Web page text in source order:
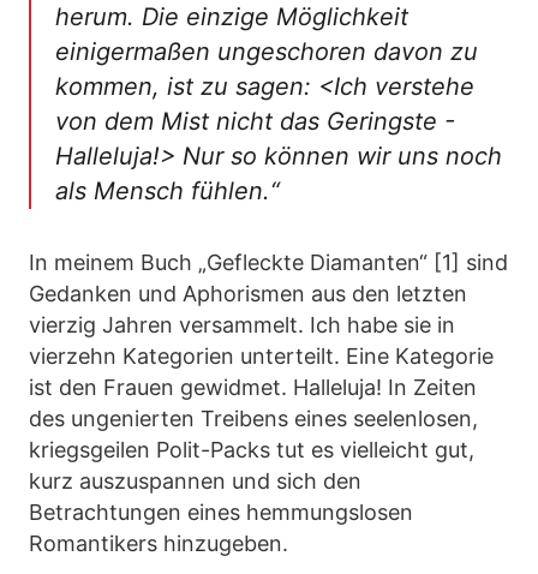
herum. Die einzige Möglichkeit
einigermaßen ungeschoren davon zu
kommen, ist zu sagen: <Ich verstehe
von dem Mist nicht das Geringste -
Halleluja!> Nur so können wir uns noch
als Mensch fühlen.“
In meinem Buch „Gefleckte Diamanten“ [1] sind
Gedanken und Aphorismen aus den letzten
vierzig Jahren versammelt. Ich habe sie in
vierzehn Kategorien unterteilt. Eine Kategorie
ist den Frauen gewidmet. Halleluja! In Zeiten
des ungenierten Treibens eines seelenlosen,
kriegsgeilen Polit-Packs tut es vielleicht gut,
kurz auszuspannen und sich den
Betrachtungen eines hemmungslosen
Romantikers hinzugeben.